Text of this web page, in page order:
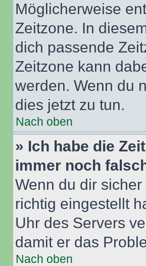
Möglicherweise
Zeitzone. In
dich passende
Zeitzone kann
werden. Wenn du
dies jetzt zu tun.
Nach oben
» Ich habe die
immer noch
Wenn du dir
richtig eingestellt
Uhr des Servers
damit er das
Nach oben